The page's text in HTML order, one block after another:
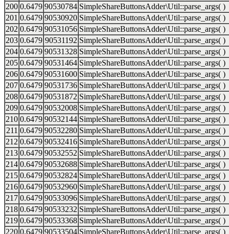
200 0.6479 90530784 SimpleShareButtonsAdder\Util::parse_args( )
201 0.6479 90530920 SimpleShareButtonsAdder\Util::parse_args( )
202 0.6479 90531056 SimpleShareButtonsAdder\Util::parse_args( )
203 0.6479 90531192 SimpleShareButtonsAdder\Util::parse_args( )
204 0.6479 90531328 SimpleShareButtonsAdder\Util::parse_args( )
205 0.6479 90531464 SimpleShareButtonsAdder\Util::parse_args( )
206 0.6479 90531600 SimpleShareButtonsAdder\Util::parse_args( )
207 0.6479 90531736 SimpleShareButtonsAdder\Util::parse_args( )
208 0.6479 90531872 SimpleShareButtonsAdder\Util::parse_args( )
209 0.6479 90532008 SimpleShareButtonsAdder\Util::parse_args( )
210 0.6479 90532144 SimpleShareButtonsAdder\Util::parse_args( )
211 0.6479 90532280 SimpleShareButtonsAdder\Util::parse_args( )
212 0.6479 90532416 SimpleShareButtonsAdder\Util::parse_args( )
213 0.6479 90532552 SimpleShareButtonsAdder\Util::parse_args( )
214 0.6479 90532688 SimpleShareButtonsAdder\Util::parse_args( )
215 0.6479 90532824 SimpleShareButtonsAdder\Util::parse_args( )
216 0.6479 90532960 SimpleShareButtonsAdder\Util::parse_args( )
217 0.6479 90533096 SimpleShareButtonsAdder\Util::parse_args( )
218 0.6479 90533232 SimpleShareButtonsAdder\Util::parse_args( )
219 0.6479 90533368 SimpleShareButtonsAdder\Util::parse_args( )
220 0.6479 90533504 SimpleShareButtonsAdder\Util::parse_args( )